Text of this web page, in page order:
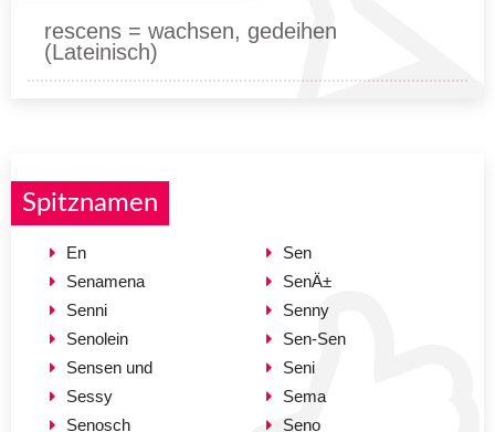
rescens = wachsen, gedeihen
(Lateinisch)
Spitznamen
En
Senamena
Senni
Senolein
Sensen und
Sessy
Senosch
Sen
SenÄ±
Senny
Sen-Sen
Seni
Sema
Seno